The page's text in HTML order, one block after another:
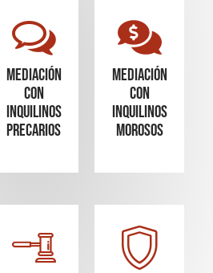
mediación
con
inquilinos
precarios
mediación
con
inquilinos
morosos